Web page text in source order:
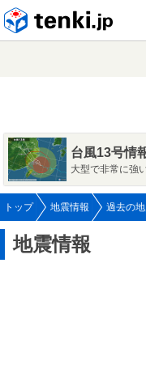
台風13号情
大型で非常に強
トップ 地震情報 過去の
地震情報